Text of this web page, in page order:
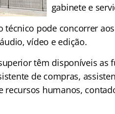
gabinete e
técnico pode concorrer
vídeo e edição.
têm disponíveis as
de compras,
recursos humanos,